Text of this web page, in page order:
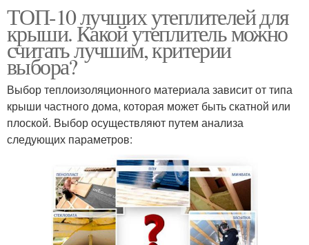
ТОП-10 лучших утеплителей для
крыши. Какой утеплитель можно
считать лучшим, критерии
выбора?
Выбор теплоизоляционного материала зависит от типа
крыши частного дома, которая может быть скатной или
плоской. Выбор осуществляют путем анализа
следующих параметров: